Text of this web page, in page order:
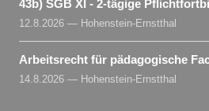
43b) SGB XI - 2-tägige
12.8.2026 — Hohenstein-Ernstthal
Arbeitsrecht für pädagogische
14.8.2026 — Hohenstein-Ernstthal